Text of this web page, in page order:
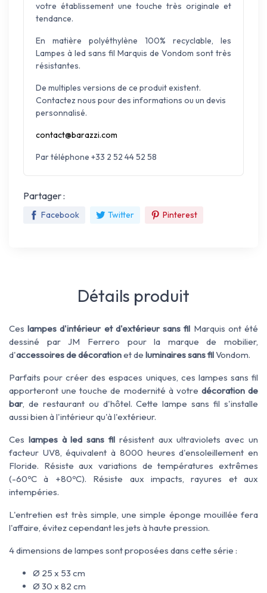
votre établissement une touche très originale et
tendance.
En matière polyéthylène 100% recyclable, les
Lampes à led sans fil Marquis de Vondom sont très
résistantes.
De multiples versions de ce produit existent.
Contactez nous pour des informations ou un devis
personnalisé.
contact@barazzi.com
Par téléphone +33 2 52 44 52 58
Partager :
Facebook Twitter Pinterest
Détails produit
Ceslampes d'intérieur et d'extérieur sans fil Marquis ont été
dessiné par JM Ferrero pour la marque de mobilier,
d'accessoires de décorationet de luminaires sans filVondom.
Parfaits pour créer des espaces uniques, ces lampes sans fil
apporteront une touche de modernité à votre décoration de
bar, de restaurant ou d'hôtel. Cette lampe sans fil s'installe
aussi bien à l'intérieur qu'à l'extérieur.
Ces lampes à led sans fil résistent aux ultraviolets avec un
facteur UV8, équivalent à 8000 heures d'ensoleillement en
Floride. Résiste aux variations de températures extrêmes
(-60ºC à +80ºC). Résiste aux impacts, rayures et aux
intempéries.
L'entretien est très simple, une simple éponge mouillée fera
l'affaire, évitez cependant les jets à haute pression.
4 dimensions de lampes sont proposées dans cette série :
Ø 25 x 53 cm
Ø 30 x 82 cm